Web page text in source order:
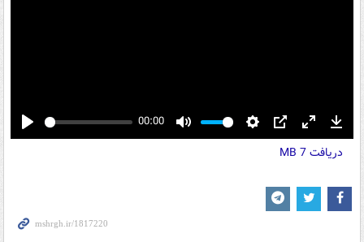
Play
00:00
Mute Settings
PIP Enter
fullscreen
دریافت7 MB